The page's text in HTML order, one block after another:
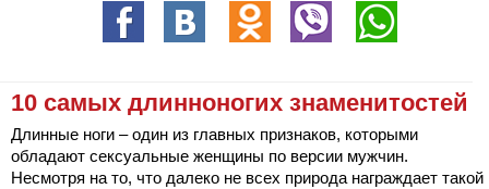
10 самых длинноногих знаменитостей
Длинные ноги – один из главных признаков, которыми
обладают сексуальные женщины по версии мужчин.
Несмотря на то, что далеко не всех природа награждает такой